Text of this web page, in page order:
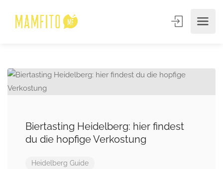
Biertasting Heidelberg: hier findest
du die hopfige Verkostung
Heidelberg Guide